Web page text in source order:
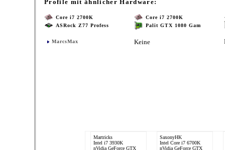
Profile mit ähnlicher Hardware:
Core i7 2700K
ASRock Z77 Profess
MarcsMax
Core i7 2700K
Palit GTX 1080 Gam
Keine
Martricks
Intel i7 3930K
nVidia GeForce GTX
SaxonyHK
Intel Core i7 6700K
nVidia GeForce GTX